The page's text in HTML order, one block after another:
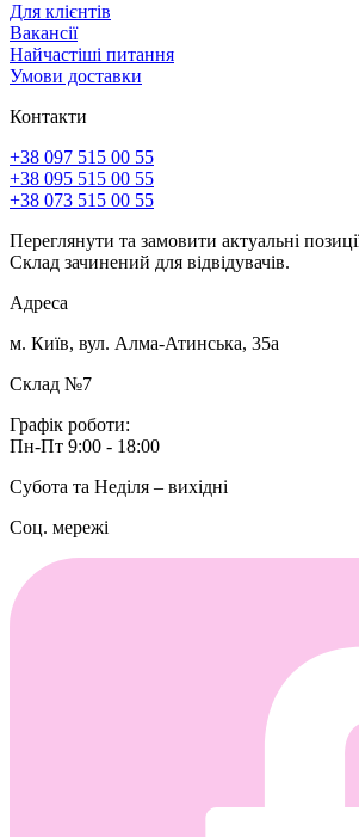
Для клієнтів
Вакансії
Найчастіші питання
Умови доставки
Контакти
+38 097 515 00 55
+38 095 515 00 55
+38 073 515 00 55
Переглянути та замовити актуальні
Склад зачинений для відвідувачів.
Адреса
м. Київ, вул. Алма-Атинська, 35а
Склад №7
Графік роботи:
Пн-Пт 9:00 - 18:00
Субота та Неділя – вихідні
Соц. мережі